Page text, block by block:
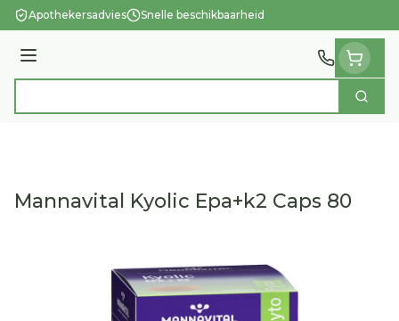
Ga naar de inhoud
Apothekersadvies Snelle beschikbaarheid
Menu
Zoek
Mannavital Kyolic Epa+k2 Caps 80